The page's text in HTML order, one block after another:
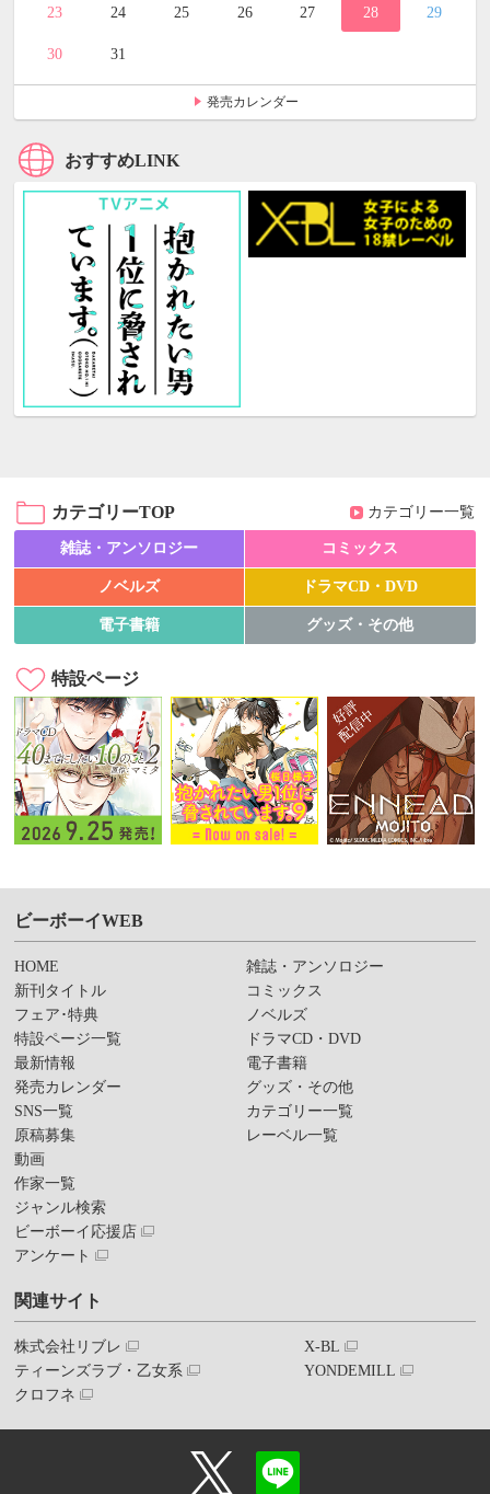
23 24 25 26 27 28 29
30 31
発売カレンダー
おすすめLINK
カテゴリーTOP カテゴリー一覧
雑誌・アンソロジー コミックス
ノベルズ ドラマCD・DVD
電子書籍 グッズ・その他
特設ページ
ビーボーイWEB
HOME
新刊タイトル
フェア･特典
特設ページ一覧
最新情報
発売カレンダー
SNS一覧
原稿募集
動画
作家一覧
ジャンル検索
ビーボーイ応援店
アンケート
雑誌・アンソロジー
コミックス
ノベルズ
ドラマCD・DVD
電子書籍
グッズ・その他
カテゴリー一覧
レーベル一覧
関連サイト
株式会社リブレ
ティーンズラブ・乙女系
クロフネ
X-BL
YONDEMILL